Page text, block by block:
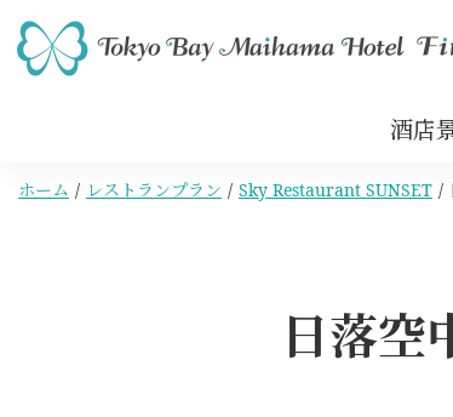
酒店
ホーム レストランプラン Sky Restaurant SUNSET
日落空